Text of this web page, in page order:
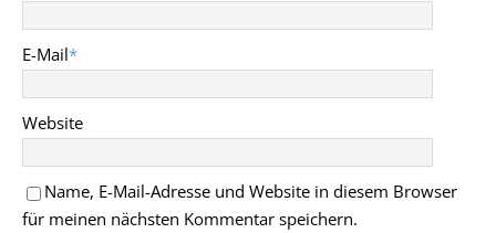
E-Mail*
Website
Name, E-Mail-Adresse und Website in diesem Browser
für meinen nächsten Kommentar speichern.